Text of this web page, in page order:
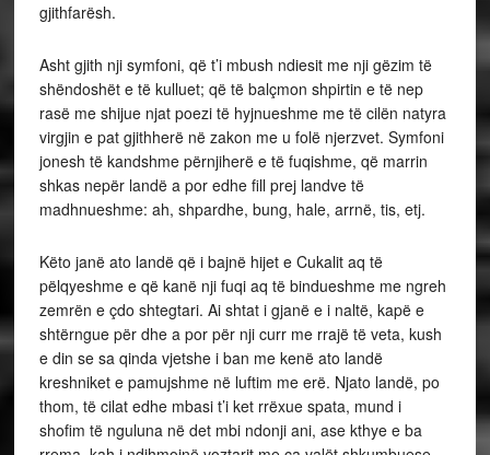
gjithfarësh.
Asht gjith nji symfoni, që t’i mbush ndiesit me nji gëzim të
shëndoshët e të kulluet; që të balçmon shpirtin e të nep
rasë me shijue njat poezi të hyjnueshme me të cilën natyra
virgjin e pat gjithherë në zakon me u folë njerzvet. Symfoni
jonesh të kandshme përnjiherë e të fuqishme, që marrin
shkas nepër landë a por edhe fill prej landve të
madhnueshme: ah, shpardhe, bung, hale, arrnë, tis, etj.
Këto janë ato landë që i bajnë hijet e Cukalit aq të
pëlqyeshme e që kanë nji fuqi aq të bindueshme me ngreh
zemrën e çdo shtegtari. Ai shtat i gjanë e i naltë, kapë e
shtërngue për dhe a por për nji curr me rrajë të veta, kush
e din se sa qinda vjetshe i ban me kenë ato landë
kreshniket e pamujshme në luftim me erë. Njato landë, po
thom, të cilat edhe mbasi t’i ket rrëxue spata, mund i
shofim të nguluna në det mbi ndonji ani, ase kthye e ba